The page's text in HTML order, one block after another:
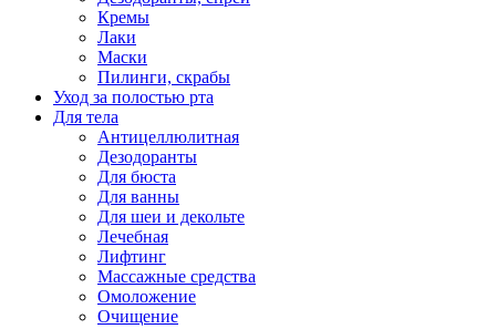
Кремы
Лаки
Маски
Пилинги, скрабы
Уход за полостью рта
Для тела
Антицеллюлитная
Дезодоранты
Для бюста
Для ванны
Для шеи и декольте
Лечебная
Лифтинг
Массажные средства
Омоложение
Очищение